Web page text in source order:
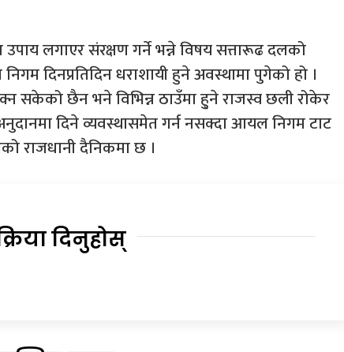
लगाएर संरक्षण गर्ने भन्ने विषय सत्तारूढ दलको
दिनप्रतिदिन धराशायी हुने अवस्थामा पुगेको हो ।
सकेको छैन भने विभिन्न ठाउँमा हु्ने राजस्व छली रोकेर
दिने व्यवस्थासमेत गर्न नसक्दा आयल निगम टाट
राजधानी दैनिकमा छ ।
दिनुहोस्